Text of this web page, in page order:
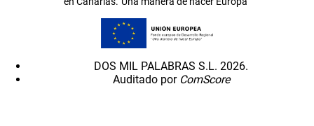
DOS MIL PALABRAS S.L. 2026.
Auditado por ComScore